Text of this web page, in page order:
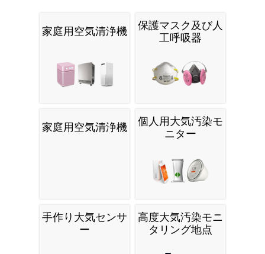
家庭用空気清浄機
保護マスク及び人
工呼吸器
家庭用空気清浄機
個人用大気汚染モ
ニター
手作り大気センサ
ー
高度大気汚染モニ
タリング地点